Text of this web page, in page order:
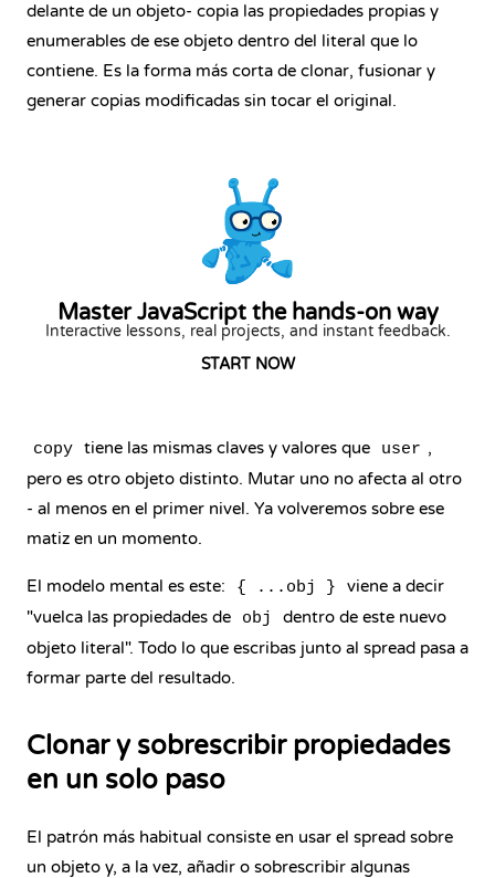
delante de un objeto- copia las propiedades propias y
enumerables de ese objeto dentro del literal que lo
contiene. Es la forma más corta de clonar, fusionar y
generar copias modificadas sin tocar el original.
Master JavaScript the hands-on way
Interactive lessons, real projects, and instant feedback.
START NOW
copy tiene las mismas claves y valores que user ,
pero es otro objeto distinto. Mutar uno no afecta al otro
- al menos en el primer nivel. Ya volveremos sobre ese
matiz en un momento.
El modelo mental es este: { ...obj }
viene a decir
"vuelca las propiedades de
obj
dentro de este nuevo
objeto literal". Todo lo que escribas junto al spread pasa a
formar parte del resultado.
Clonar y sobrescribir propiedades
en un solo paso
El patrón más habitual consiste en usar el spread sobre
un objeto y, a la vez, añadir o sobrescribir algunas